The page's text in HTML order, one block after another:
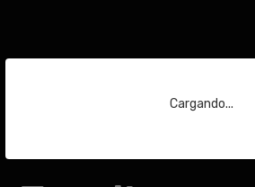
Cargando...